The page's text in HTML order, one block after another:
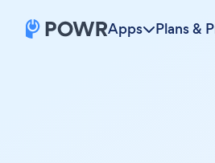
Apps Plans &